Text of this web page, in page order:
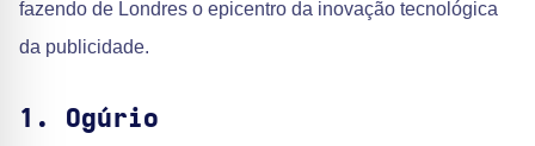
fazendo de Londres o epicentro da inovação tecnológica
da publicidade.
1. Ogúrio